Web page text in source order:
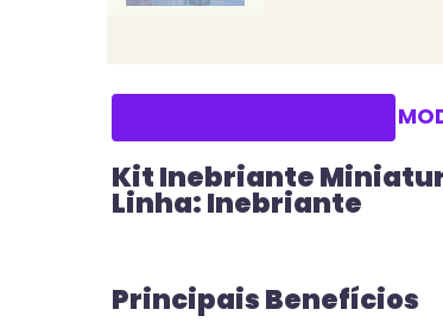
Kit Inebriante
Linha: Inebriante
Principais Benefícios